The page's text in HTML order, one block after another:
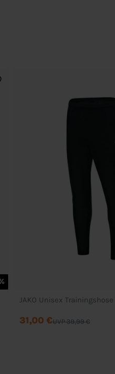
JAKO Unisex
UVP 39,99 €
31,00 €